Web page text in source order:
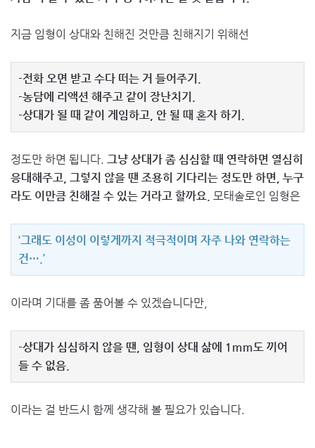
지금 임형이 상대와 친해진 것만큼 친해지기 위해선
-전화 오면 받고 수다 떠는 거 들어주기.
-농담에 리액션 해주고 같이 장난치기.
-상대가 될 때 같이 게임하고, 안 될 때 혼자 하기.
정도만 하면 됩니다. 그냥 상대가 좀 심심할 때 연락하면 열심히
응대해주고, 그렇지 않을 땐 조용히 기다리는 정도만 하면, 누구
라도 이만큼 친해질 수 있는 거라고 할까요. 모태솔로인 임형은
‘그래도 이성이 이렇게까지 적극적이며 자주 나와 연락하는
건….’
이라며 기대를 좀 품어볼 수 있겠습니다만,
-상대가 심심하지 않을 땐, 임형이 상대 삶에 1mm도 끼어
들 수 없음.
이라는 걸 반드시 함께 생각해 볼 필요가 있습니다.